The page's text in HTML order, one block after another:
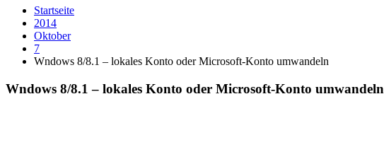
Startseite
2014
Oktober
7
Wndows 8/8.1 – lokales Konto oder Microsoft-Konto umwandeln
Wndows 8/8.1 – lokales Konto oder Microsoft-Konto umwandeln